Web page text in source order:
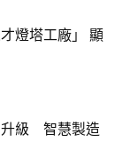
燈塔工廠」 顯
升級 智慧製造